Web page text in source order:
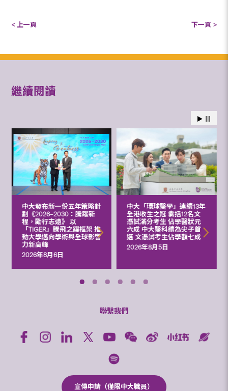
< 上一頁 下一頁 >
繼續閱讀
中大發布新一份五年策略計
劃《2026‒2030：騰躍新
程，勵行志遠》 以
「TIGER」騰飛之躍框架 推
動大學邁向學術與全球影響
力新高峰
2026年8月6日
中大「環球醫學」連續13年
全港收生之冠 囊括12名文
憑試滿分考生 佔學醫狀元
六成 中大醫科續為尖子首
選 文憑試考生佔學額七成
2026年8月5日
聯繫我們
宣傳申請（僅限中大職員）